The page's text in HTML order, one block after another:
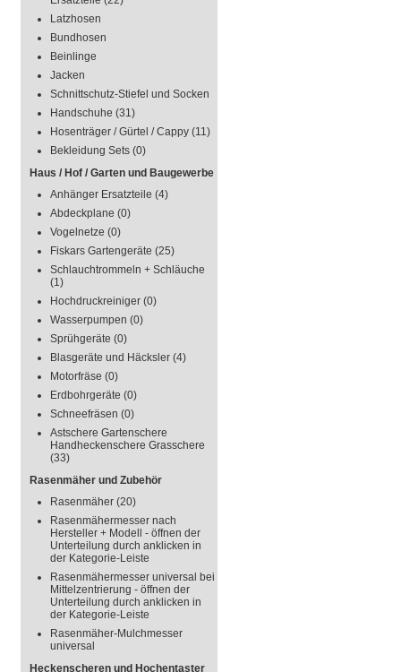
Latzhosen
Bundhosen
Beinlinge
Jacken
Schnittschutz-Stiefel und Socken
Handschuhe (31)
Hosenträger / Gürtel / Cappy (11)
Bekleidung Sets (0)
Haus / Hof / Garten und Baugewerbe
Anhänger Ersatzteile (4)
Abdeckplane (0)
Vogelnetze (0)
Fiskars Gartengeräte (25)
Schlauchtrommeln + Schläuche
(1)
Hochdruckreiniger (0)
Wasserpumpen (0)
Sprühgeräte (0)
Blasgeräte und Häcksler (4)
Motorfräse (0)
Erdbohrgeräte (0)
Schneefräsen (0)
Astschere Gartenschere
Handheckenschere Grasschere
(33)
Rasenmäher und Zubehör
Rasenmäher (20)
Rasenmähermesser nach
Hersteller + Modell - öffnen der
Unterteilung durch anklicken in
der Kategorie-Leiste
Rasenmähermesser universal bei
Mittelzentrierung - öffnen der
Unterteilung durch anklicken in
der Kategorie-Leiste
Rasenmäher-Mulchmesser
universal
Heckenscheren und Hochentaster